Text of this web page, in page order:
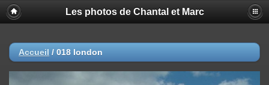
Les photos de Chantal et Marc
Accueil / 018 london